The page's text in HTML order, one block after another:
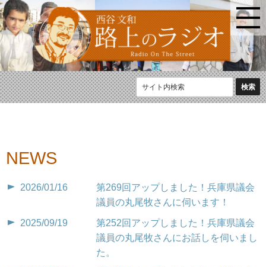
NEWS
2026/01/16
第269回アップしました！兵庫県議会
議員の丸尾牧さんに伺います！
2025/09/19
第252回アップしました！兵庫県議会
議員の丸尾牧さんにお話しを伺いまし
た。